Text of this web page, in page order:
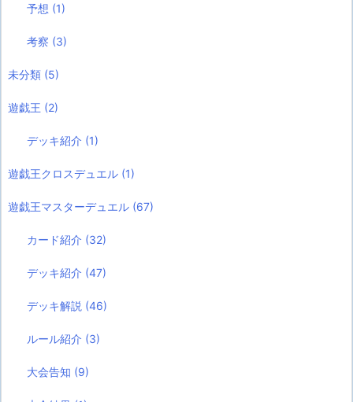
予想 (1)
考察 (3)
未分類 (5)
遊戯王 (2)
デッキ紹介 (1)
遊戯王クロスデュエル (1)
遊戯王マスターデュエル (67)
カード紹介 (32)
デッキ紹介 (47)
デッキ解説 (46)
ルール紹介 (3)
大会告知 (9)